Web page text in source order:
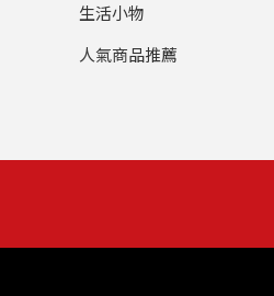
生活小物
人氣商品推薦